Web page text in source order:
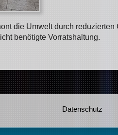
die Umwelt durch
benötigte Vorratshaltung.
Datenschutz